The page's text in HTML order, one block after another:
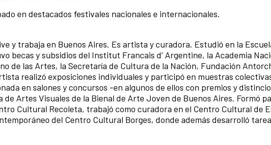
en destacados festivales nacionales e internacionales.
y trabaja en Buenos Aires. Es artista y curadora. Estudió en la
becas y subsidios del Institut Francais d’ Argentine, la Academia
de las Artes, la Secretaría de Cultura de la Nación, Fundación
realizó exposiciones individuales y participó en muestras
en salones y concursos -en algunos de ellos con premios y
de Artes Visuales de la Bienal de Arte Joven de Buenos Aires. Formó
Cultural Recoleta, trabajó como curadora en el Centro Cultural de
del Centro Cultural Borges, donde además desarrolló